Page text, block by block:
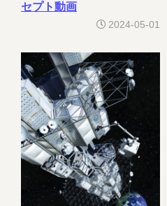
セプト動画
2024-05-01